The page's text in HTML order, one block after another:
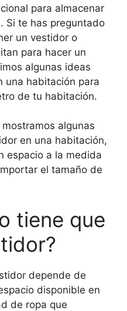
para almacenar
Si te has preguntado
un vestidor o
para hacer un
algunas ideas
una habitación para
de tu habitación.
mostramos algunas
en una habitación,
espacio a la medida
el tamaño de
tiene que
depende de
disponible en
de ropa que